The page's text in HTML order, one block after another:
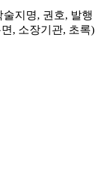
지명, 권호, 발행
, 소장기관, 초록)